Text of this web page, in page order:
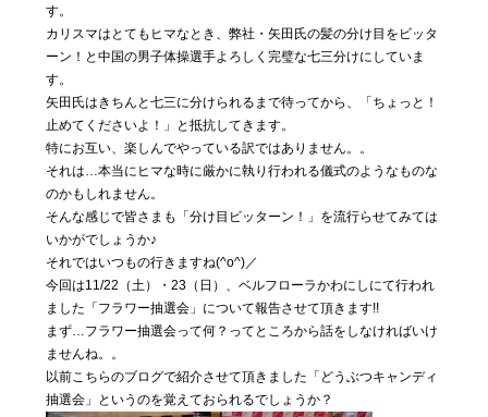
04 Blog
れ日記
05 Contact
お問い合わ
せ
す。
カリスマはとてもヒマなとき、弊社・矢田氏の髪の分け目をビッタ
ーン！と中国の男子体操選手よろしく完璧な七三分けにしていま
す。
矢田氏はきちんと七三に分けられるまで待ってから、「ちょっと！
止めてくださいよ！」と抵抗してきます。
特にお互い、楽しんでやっている訳ではありません。。
それは…本当にヒマな時に厳かに執り行われる儀式のようなものな
のかもしれません。
そんな感じで皆さまも「分け目ビッターン！」を流行らせてみては
いかがでしょうか♪
それではいつもの行きますね(^o^)／
今回は11/22（土）・23（日）、ベルフローラかわにしにて行われ
ました「フラワー抽選会」について報告させて頂きます!!
まず…フラワー抽選会って何？ってところから話をしなければいけ
ませんね。。
以前こちらのブログで紹介させて頂きました「どうぶつキャンディ
抽選会」というのを覚えておられるでしょうか？